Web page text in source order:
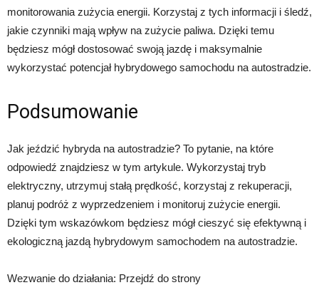
monitorowania zużycia energii. Korzystaj z tych informacji i śledź,
jakie czynniki mają wpływ na zużycie paliwa. Dzięki temu
będziesz mógł dostosować swoją jazdę i maksymalnie
wykorzystać potencjał hybrydowego samochodu na autostradzie.
Podsumowanie
Jak jeździć hybryda na autostradzie? To pytanie, na które
odpowiedź znajdziesz w tym artykule. Wykorzystaj tryb
elektryczny, utrzymuj stałą prędkość, korzystaj z rekuperacji,
planuj podróż z wyprzedzeniem i monitoruj zużycie energii.
Dzięki tym wskazówkom będziesz mógł cieszyć się efektywną i
ekologiczną jazdą hybrydowym samochodem na autostradzie.
Wezwanie do działania: Przejdź do strony